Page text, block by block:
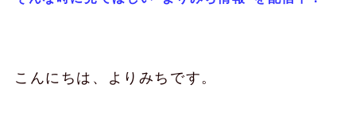
こんにちは、よりみちです。